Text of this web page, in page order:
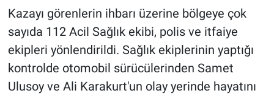
Kazayı görenlerin ihbarı üzerine bölgeye çok
sayıda 112 Acil Sağlık ekibi, polis ve itfaiye
ekipleri yönlendirildi. Sağlık ekiplerinin yaptığı
kontrolde otomobil sürücülerinden Samet
Ulusoy ve Ali Karakurt'un olay yerinde hayatını